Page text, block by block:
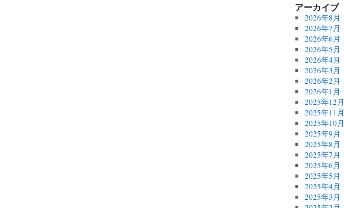
アーカイブ
2026年8月
2026年7月
2026年6月
2026年5月
2026年4月
2026年3月
2026年2月
2026年1月
2025年12月
2025年11月
2025年10月
2025年9月
2025年8月
2025年7月
2025年6月
2025年5月
2025年4月
2025年3月